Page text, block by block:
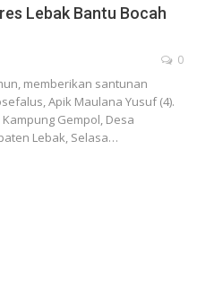
Lebak Bantu Bocah
0
memberikan santunan
Apik Maulana Yusuf (4).
Gempol, Desa
Lebak, Selasa…